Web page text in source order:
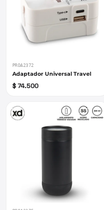
PROA2372
Adaptador Universal Travel
$ 74.500